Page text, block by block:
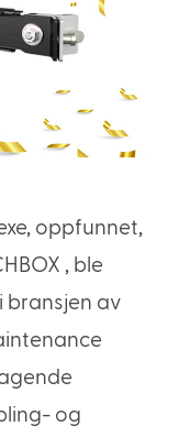
oppfunnet,
, ble
bransjen av
og